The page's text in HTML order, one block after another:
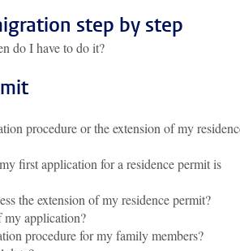
step by step
do I have to do it?
procedure or the extension of my
first application for a residence permit is
the extension of my residence permit?
application?
procedure for my family members?